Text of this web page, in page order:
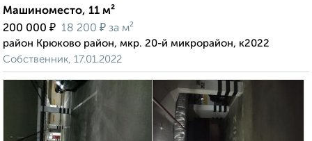
Машиноместо, 11 м²
200 000 ₽ 18 200 ₽ за м²
район Крюково район, мкр. 20-й микрорайон, к2022
Собственник, 17.01.2022